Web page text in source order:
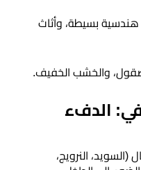
بسيطة، وأثاث
والخشب الخفيف.
الدفء
النرويج،